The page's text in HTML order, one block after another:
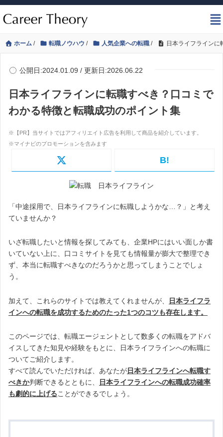
ホーム / 転職ノウハウ / 人気企業への転職 / 日本ライフラインに
公開日:2024.01.09 / 更新日:2026.06.22
日本ライフラインに転職すべき？口コミで
わかる特徴と転職成功のポイント集
B!
「中途採用で、日本ライフラインに転職しようかな…？」と考え
ていませんか？
いざ転職したいと情報を探してみても、企業HPにはいい面しか書
いていない上に、口コミサイトを見ても情報量が膨大で整理でき
ず、本当に転職すべきなのだろうかと思ってしまうことでしょ
う。
加えて、これらのサイトでは教えてくれませんが、
日本ライフラ
インへの転職を成功するためのたった1つのコツも存在します。
このページでは、転職エージェントとして数多くの転職をアドバ
イスしてきた知見や経験をもとに、日本ライフラインへの転職に
ついてご紹介します。
すべて読んでいただければ、あなたが日本ライフラインへ転職す
べきか判断できるとともに、
日本ライフラインへの転職成功確率
も劇的に上げることができるでしょう。